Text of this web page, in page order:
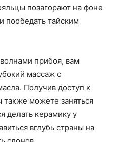
позагорают на фоне
пообедать тайским
прибоя, вам
массаж с
Получив доступ к
также можете заняться
делать керамику у
вглубь страны на